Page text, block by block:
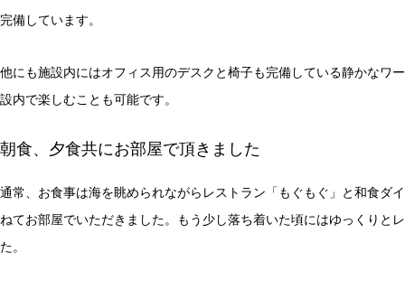
完備しています。
他にも施設内にはオフィス用のデスクと椅子も完備している静かなワ
設内で楽しむことも可能です。
朝食、夕食共にお部屋で頂きました
通常、お食事は海を眺められながらレストラン「もぐもぐ」と和食ダ
ねてお部屋でいただきました。もう少し落ち着いた頃にはゆっくりと
た。